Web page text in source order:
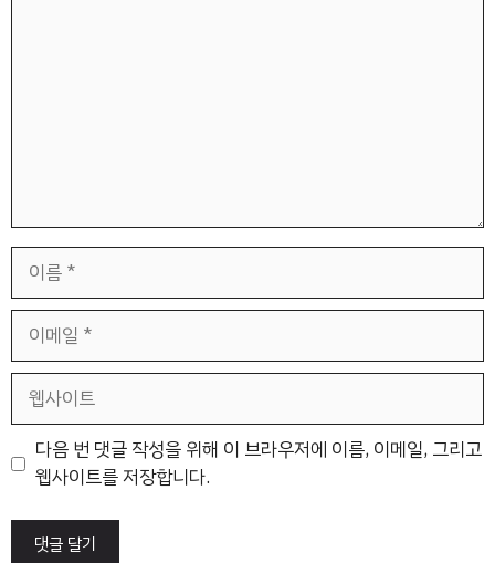
일
트
다음 번 댓글 작성을 위해 이 브라우저에 이름, 이메일, 그리고
웹사이트를 저장합니다.